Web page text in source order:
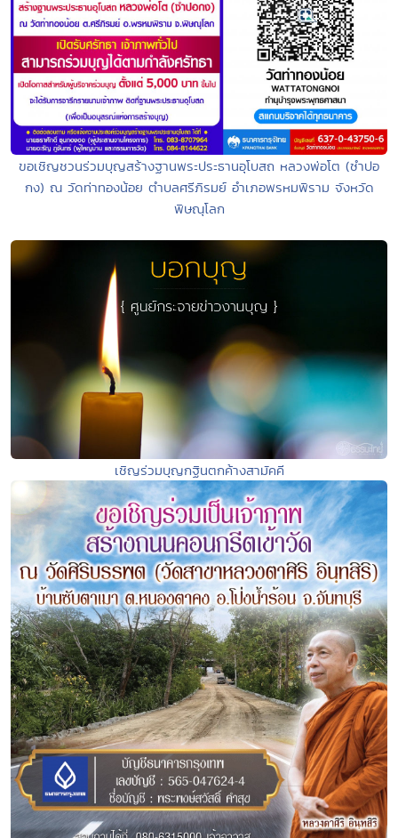
ขอเชิญชวนร่วมบุญสร้างฐานพระประธานอุโบสถ หลวงพ่อโต (ซำปอ
กง) ณ วัดท่าทองน้อย ตำบลศรีภิรมย์ อำเภอพรหมพิราม จังหวัด
พิษณุโลก
เชิญร่วมบุญกฐินตกค้างสามัคคี